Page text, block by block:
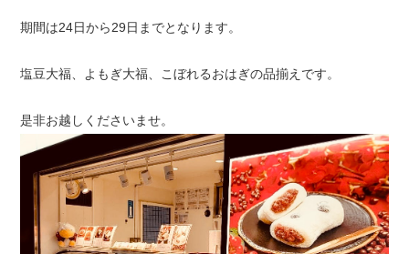
期間は24日から29日までとなります。
塩豆大福、よもぎ大福、こぼれるおはぎの品揃えです。
是非お越しくださいませ。